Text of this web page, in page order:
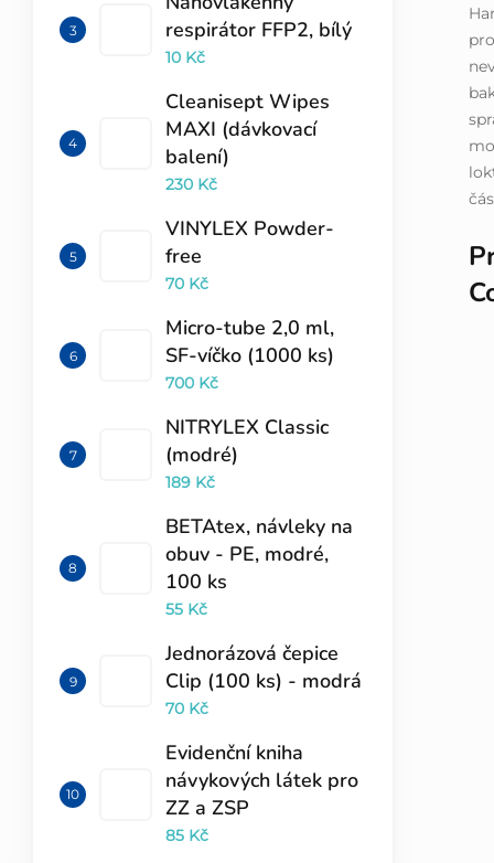
respirátor FFP2, bílý
10 Kč
Cleanisept Wipes
MAXI (dávkovací
balení)
230 Kč
VINYLEX Powder-
free
70 Kč
Micro-tube 2,0 ml,
SF-víčko (1000 ks)
700 Kč
NITRYLEX Classic
(modré)
189 Kč
BETAtex, návleky na
obuv - PE, modré,
100 ks
55 Kč
Jednorázová čepice
Clip (100 ks) - modrá
70 Kč
Evidenční kniha
návykových látek pro
ZZ a ZSP
85 Kč